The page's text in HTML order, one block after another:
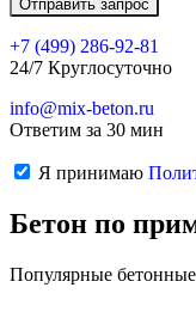
+7 (499) 286-92-81
24/7 Круглосуточно
info@mix-beton.ru
Ответим за 30 мин
Я принимаю
Бетон по
Популярные